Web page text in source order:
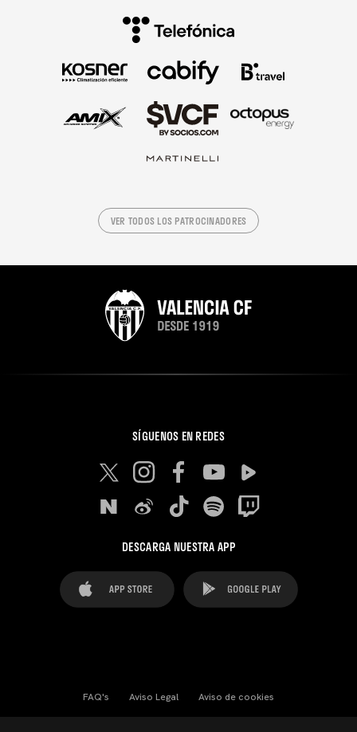
VER TODOS LOS PATROCINADORES
SÍGUENOS EN REDES
DESCARGA NUESTRA APP
FAQ's Aviso Legal Aviso de cookies